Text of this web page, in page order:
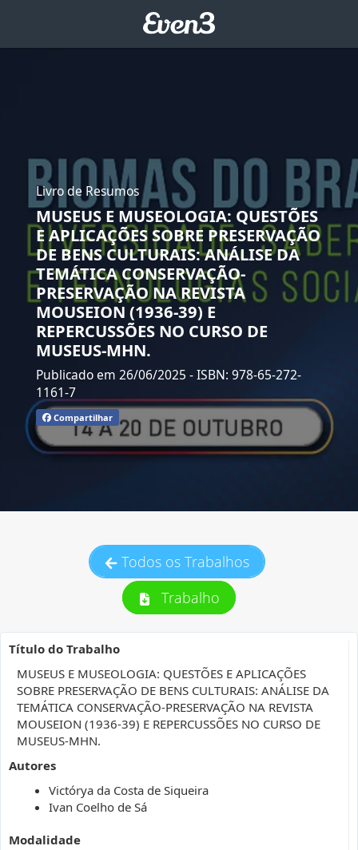
Livro de Resumos
MUSEUS E MUSEOLOGIA: QUESTÕES
E APLICAÇÕES SOBRE PRESERVAÇÃO
DE BENS CULTURAIS: ANÁLISE DA
TEMÁTICA CONSERVAÇÃO-
PRESERVAÇÃO NA REVISTA
MOUSEION (1936-39) E
REPERCUSSÕES NO CURSO DE
MUSEUS-MHN.
Publicado em 26/06/2025 - ISBN: 978-65-272-
1161-7
Compartilhar
Todos os Trabalhos
Trabalho
Título do Trabalho
MUSEUS E MUSEOLOGIA: QUESTÕES E APLICAÇÕES
SOBRE PRESERVAÇÃO DE BENS CULTURAIS: ANÁLISE DA
TEMÁTICA CONSERVAÇÃO-PRESERVAÇÃO NA REVISTA
MOUSEION (1936-39) E REPERCUSSÕES NO CURSO DE
MUSEUS-MHN.
Autores
Victórya da Costa de Siqueira
Ivan Coelho de Sá
Modalidade